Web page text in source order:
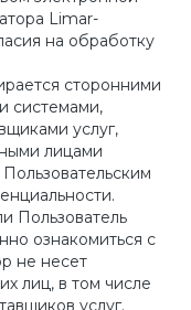
Limar-
на обработку
сторонними
системами,
услуг,
лицами
Пользователь
ознакомиться с
не несет
лиц, в том числе
услуг.